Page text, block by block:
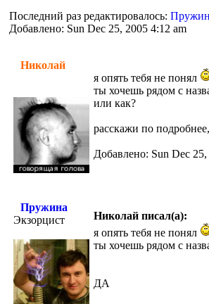
Последний раз редактировалось:
Добавлено: Sun Dec 25, 2005 4:12 am
Николай
я опять тебя не понял
ты хочешь рядом с
или как?
расскажи по
Добавлено: Sun Dec
Пружина
Экзорцист
Николай писал(а):
я опять тебя не понял
ты хочешь рядом с
ДА